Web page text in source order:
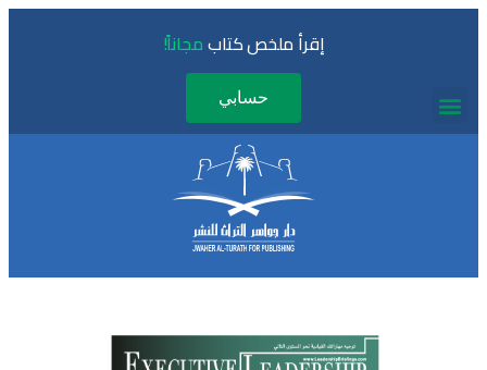
إقرأ ملخص كتابمجاناً!
حسابي